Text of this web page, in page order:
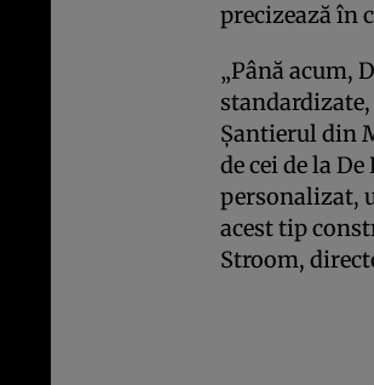
precizează în
„Până acum,
Şantierul din
de cei de la
personalizat,
acest tip
Stroom,